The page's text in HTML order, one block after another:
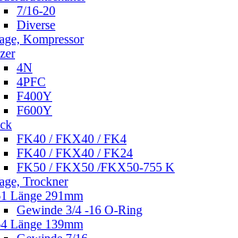
7/16-20
Diverse
Kompressor
4N
4PFC
F400Y
F600Y
FK40 / FKX40 / FK4
FK40 / FKX40 / FK24
FK50 / FKX50 /FKX50-755 K
Trockner
Länge 291mm
Gewinde 3/4 -16 O-Ring
Länge 139mm